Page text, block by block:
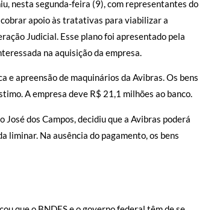
nesta segunda-feira (9), com representantes do
apoio às tratativas para viabilizar a
Judicial. Esse plano foi apresentado pela
na aquisição da empresa.
e apreensão de maquinários da Avibras. Os bens
A empresa deve R$ 21,1 milhões ao banco.
dos Campos, decidiu que a Avibras poderá
liminar. Na ausência do pagamento, os bens